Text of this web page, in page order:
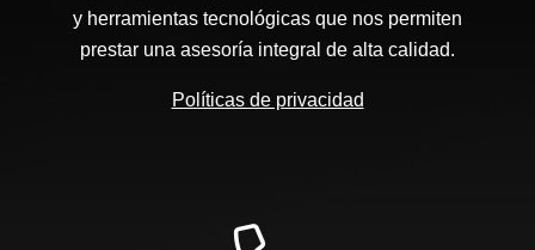
y herramientas tecnológicas que nos permiten
prestar una asesoría integral de alta calidad.
Políticas de privacidad